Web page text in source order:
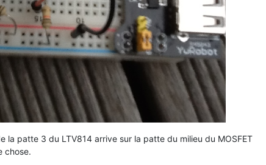
la patte 3 du LTV814 arrive sur la patte du milieu du MOSFET
chose.